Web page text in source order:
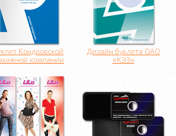
Кондровской
компании
Дизайн буклета ОАО
«КЭЗ»